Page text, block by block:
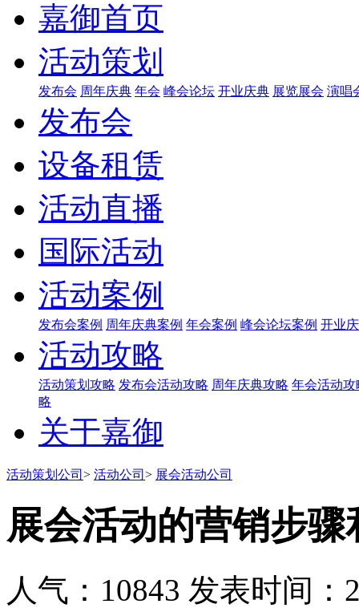
嘉御首页
活动策划
发布会 周年庆典 年会 峰会论坛 开业庆典 展览展会 演唱
发布会
设备租赁
活动直播
国际活动
活动案例
发布会案例 周年庆典案例 年会案例 峰会论坛案例 开业
活动攻略
活动策划攻略 发布会活动攻略 周年庆典攻略 年会活动攻
略
关于嘉御
活动策划公司 > 活动公司 > 展会活动公司
展会活动的营销步
人气：10843 发表时间：